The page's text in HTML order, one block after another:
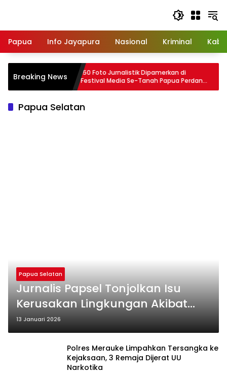
Papua
Info Jayapura Nasional Kriminal
Breaking News150 Foto Jurnalistik Dipamerkan di
Festival Media Se-Tanah Papua Perdana
di Nabire
Papua Selatan
Papua Selatan
Jurnalis Papsel Tonjolkan Isu
Kerusakan Lingkungan Akibat
Perkebunan Sawit Dalam
Pameran Foto di Festival Media
13 Januari 2026
Polres Merauke Limpahkan Tersangka ke
Kejaksaan, 3 Remaja Dijerat UU
Narkotika